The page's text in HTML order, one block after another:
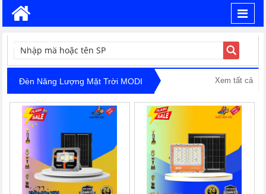
TÌM KIẾM
Đèn Năng Lượng Mặt Trời MODI Xem tất cả